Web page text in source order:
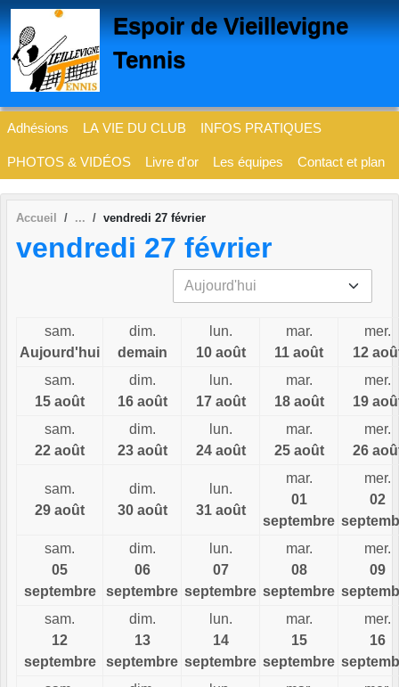
Espoir de Vieillevigne
Tennis
Adhésions LA VIE DU CLUB INFOS PRATIQUES
PHOTOS & VIDÉOS Livre d'or Les équipes Contact et plan
Accueil vendredi 27 février
vendredi 27 février
sam.
Aujourd'hui
dim.
demain
lun.
10 août
mar.
11 août
mer.
12
sam.
15 août
dim.
16 août
lun.
17 août
mar.
18 août
mer.
19
sam.
22 août
dim.
23 août
lun.
24 août
mar.
25 août
mer.
26
sam.
29 août
dim.
30 août
lun.
31 août
mar.
01
septembre
mer.
02
sam.
05
septembre
dim.
06
septembre
lun.
07
septembre
mar.
08
septembre
mer.
09
sam.
12
septembre
dim.
13
septembre
lun.
14
septembre
mar.
15
septembre
mer.
16
Panneau de gestion des cookies